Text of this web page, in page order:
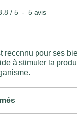
/ 5 - 5avis
reconnu pour ses
à stimuler la